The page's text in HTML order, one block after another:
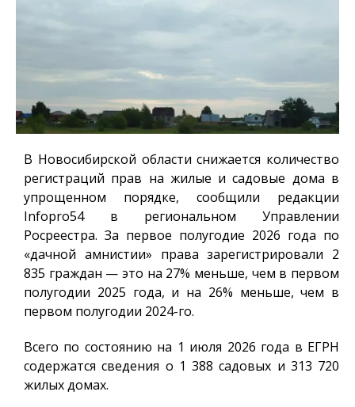
В Новосибирской области снижается количество
регистраций прав на жилые и садовые дома в
упрощенном порядке, сообщили редакции
Infopro54в региональном Управлении
Росреестра. За первое полугодие 2026 года по
«дачной амнистии» права зарегистрировали 2
835 граждан — это на 27% меньше, чем в первом
полугодии 2025 года, и на 26% меньше, чем в
первом полугодии 2024-го.
Всего по состоянию на 1 июля 2026 года в ЕГРН
содержатся сведения о 1 388 садовых и 313 720
жилых домах.